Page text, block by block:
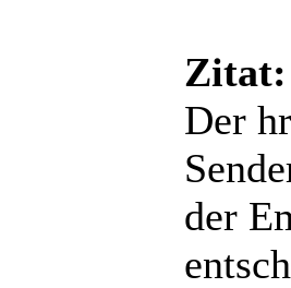
Zitat:
Der
der